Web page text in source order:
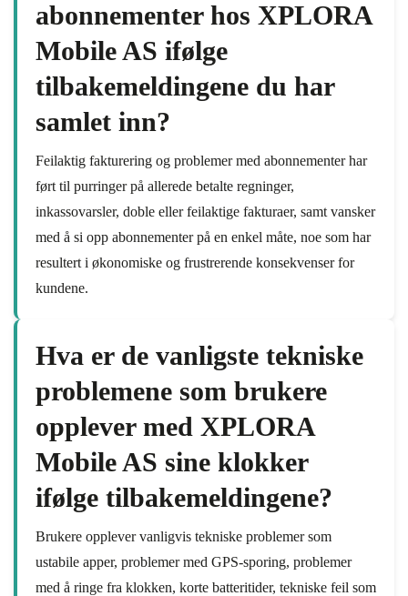
abonnementer hos XPLORA
Mobile AS ifølge
tilbakemeldingene du har
samlet inn?
Feilaktig fakturering og problemer med abonnementer har
ført til purringer på allerede betalte regninger,
inkassovarsler, doble eller feilaktige fakturaer, samt vansker
med å si opp abonnementer på en enkel måte, noe som har
resultert i økonomiske og frustrerende konsekvenser for
kundene.
Hva er de vanligste tekniske
problemene som brukere
opplever med XPLORA
Mobile AS sine klokker
ifølge tilbakemeldingene?
Brukere opplever vanligvis tekniske problemer som
ustabile apper, problemer med GPS-sporing, problemer
med å ringe fra klokken, korte batteritider, tekniske feil som